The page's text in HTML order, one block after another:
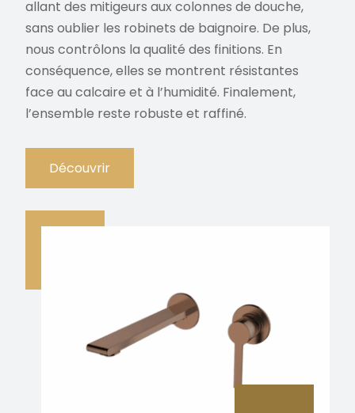
allant des mitigeurs aux colonnes de douche,
sans oublier les robinets de baignoire. De plus,
nous contrôlons la qualité des finitions. En
conséquence, elles se montrent résistantes
face au calcaire et à l’humidité. Finalement,
l’ensemble reste robuste et raffiné.
Découvrir